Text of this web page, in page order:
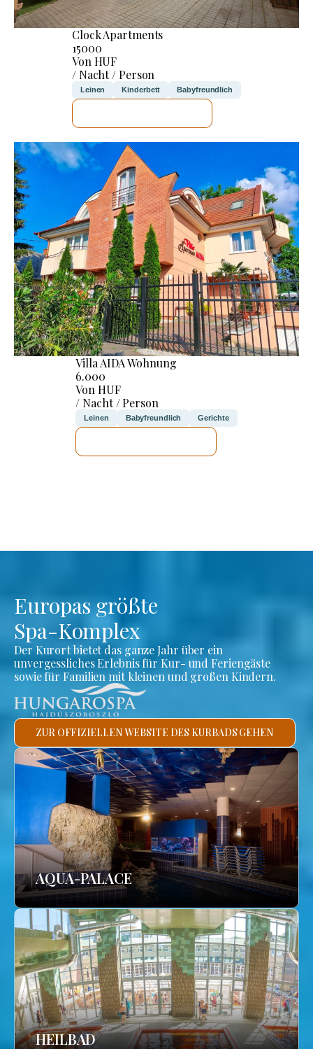
Clock Apartments
15000
Von HUF
/ Nacht / Person
Leinen Kinderbett Babyfreundlich
Villa AIDA Wohnung
6.000
Von HUF
/ Nacht / Person
Leinen Babyfreundlich Gerichte
Europas größte
Spa-Komplex
Der Kurort bietet das ganze Jahr über ein
unvergessliches Erlebnis für Kur- und Feriengäste
sowie für Familien mit kleinen und großen Kindern.
ZUR OFFIZIELLEN WEBSITE DES KURBADS GEHEN
AQUA-PALACE
HEILBAD